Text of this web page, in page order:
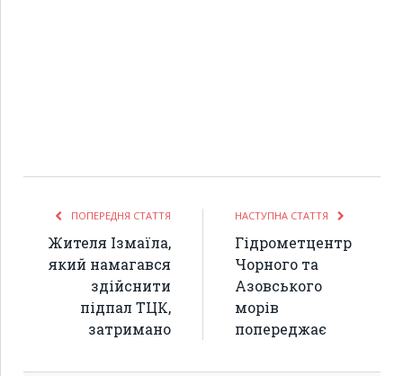
ПОПЕРЕДНЯ СТАТТЯ
Жителя Ізмаїла,
який намагався
здійснити
підпал ТЦК,
затримано
НАСТУПНА СТАТТЯ
Гідрометцентр
Чорного та
Азовського
морів
попереджає